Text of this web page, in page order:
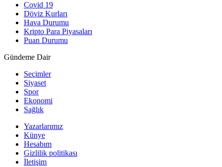
Covid 19
Döviz Kurları
Hava Durumu
Kripto Para Piyasaları
Puan Durumu
Gündeme Dair
Seçimler
Siyaset
Spor
Ekonomi
Sağlık
Yazarlarımız
Künye
Hesabım
Gizlilik politikası
İletişim